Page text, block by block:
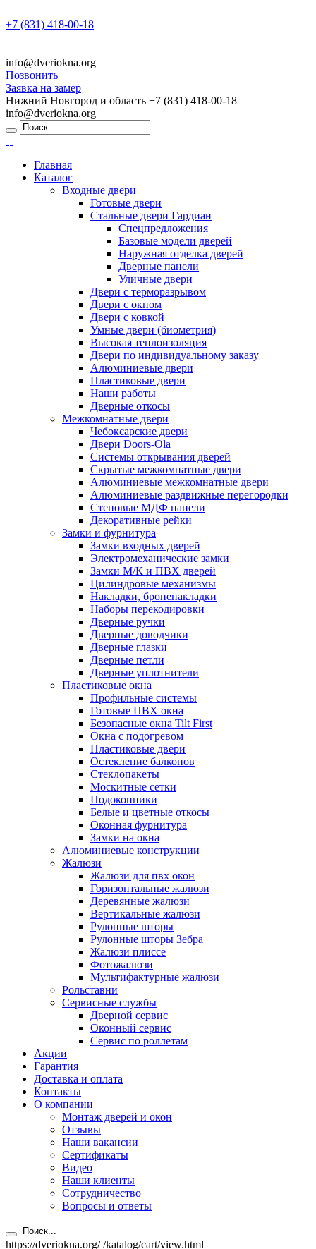
+7 (831) 418-00-18
info@dveriokna.org
Позвонить
Заявка на замер
Нижний Новгород и область +7 (831) 418-00-18
info@dveriokna.org
Главная
Каталог
Входные двери
Готовые двери
Стальные двери Гардиан
Спецпредложения
Базовые модели дверей
Наружная отделка дверей
Дверные панели
Уличные двери
Двери с терморазрывом
Двери с окном
Двери с ковкой
Умные двери (биометрия)
Высокая теплоизоляция
Двери по индивидуальному заказу
Алюминиевые двери
Пластиковые двери
Наши работы
Дверные откосы
Межкомнатные двери
Чебоксарские двери
Двери Doors-Ola
Системы открывания дверей
Скрытые межкомнатные двери
Алюминиевые межкомнатные двери
Алюминиевые раздвижные перегородки
Стеновые МДФ панели
Декоративные рейки
Замки и фурнитура
Замки входных дверей
Электромеханические замки
Замки М/К и ПВХ дверей
Цилиндровые механизмы
Накладки, броненакладки
Наборы перекодировки
Дверные ручки
Дверные доводчики
Дверные глазки
Дверные петли
Дверные уплотнители
Пластиковые окна
Профильные системы
Готовые ПВХ окна
Безопасные окна Tilt First
Окна с подогревом
Пластиковые двери
Остекление балконов
Стеклопакеты
Москитные сетки
Подоконники
Белые и цветные откосы
Оконная фурнитура
Замки на окна
Алюминиевые конструкции
Жалюзи
Жалюзи для пвх окон
Горизонтальные жалюзи
Деревянные жалюзи
Вертикальные жалюзи
Рулонные шторы
Рулонные шторы Зебра
Жалюзи плиссе
Фотожалюзи
Мультифактурные жалюзи
Рольставни
Сервисные службы
Дверной сервис
Оконный сервис
Сервис по роллетам
Акции
Гарантия
Доставка и оплата
Контакты
О компании
Монтаж дверей и окон
Отзывы
Наши вакансии
Сертификаты
Видео
Наши клиенты
Сотрудничество
Вопросы и ответы
https://dveriokna.org/ /katalog/cart/view.html